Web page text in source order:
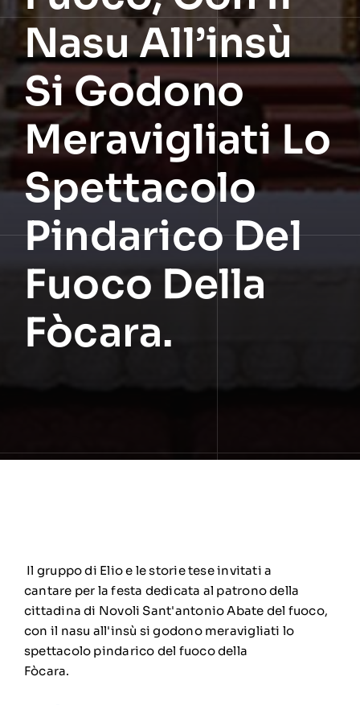
Nasu All’insù
Si Godono
Meravigliati Lo
Spettacolo
Pindarico Del
Fuoco Della
Fòcara.
Il gruppo di Elio e le storie tese invitati a
cantare per la festa dedicata al patrono della
cittadina di Novoli Sant'antonio Abate del fuoco,
con il nasu all'insù si godono meravigliati lo
spettacolo pindarico del fuoco della
Fòcara.